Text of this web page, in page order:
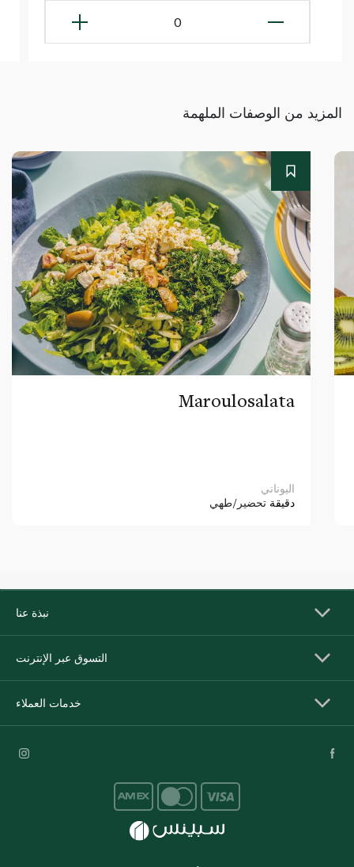
0
المزيد من الوصفات الملهمة
Maroulosalata
اليوناني
دقيقة تحضير/طهي
نبذة عنا
التسوق عبر الإنترنت
خدمات العملاء